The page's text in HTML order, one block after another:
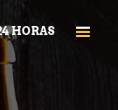
HORAS